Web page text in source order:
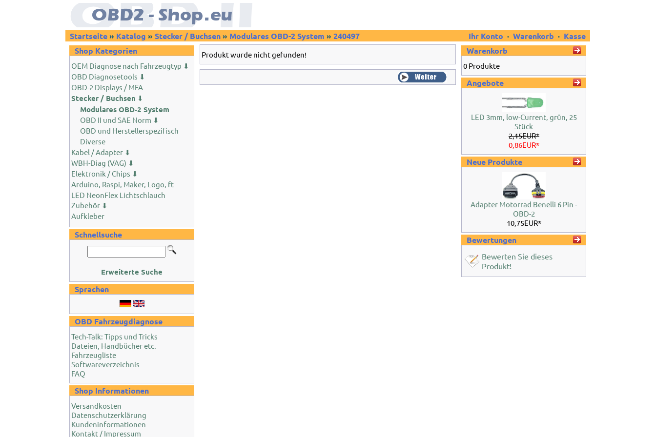
Startseite» Katalog »Stecker / Buchsen» Modulares OBD-2 System »240497 Ihr Konto ·Warenkorb · Kasse
Shop Kategorien
OEM Diagnose nach Fahrzeugtyp ⬇
OBD Diagnosetools ⬇
OBD-2 Displays / MFA
Stecker / Buchsen ⬇
Modulares OBD-2 System
OBD II und SAE Norm ⬇
OBD und Herstellerspezifisch
Diverse
Kabel / Adapter ⬇
WBH-Diag (VAG) ⬇
Elektronik / Chips ⬇
Arduino, Raspi, Maker, Logo, ft
LED NeonFlex Lichtschlauch
Zubehör ⬇
Aufkleber
Schnellsuche
Erweiterte Suche
Sprachen
OBD Fahrzeugdiagnose
Tech-Talk: Tipps und Tricks
Dateien, Handbücher etc.
Fahrzeugliste
Softwareverzeichnis
FAQ
Shop Informationen
Versandkosten
Datenschutzerklärung
Kundeninformationen
Kontakt / Impressum
Produkt wurde nicht gefunden! Warenkorb
0 Produkte
Angebote
LED 3mm, low-Current, grün, 25
Stück
2,15EUR*
0,86EUR*
Neue Produkte
Adapter Motorrad Benelli 6 Pin -
OBD-2
10,75EUR*
Bewertungen
Bewerten Sie dieses
Produkt!